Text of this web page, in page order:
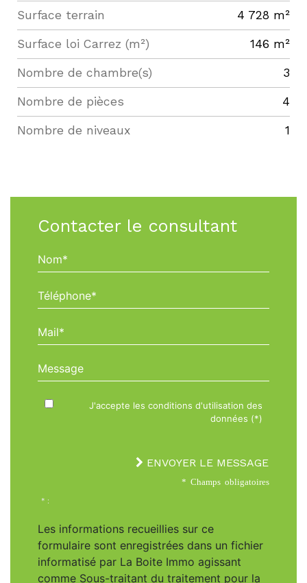
surface terrain 4 728 m²
Surface loi Carrez (m²) 146 m²
Nombre de chambre(s) 3
Nombre de pièces 4
Nombre de niveaux 1
Contacter le consultant
Nom*
Téléphone*
Mail*
Message
J'accepte les conditions d'utilisation des
données (*)
ENVOYER LE MESSAGE
* Champs obligatoires
* :
Les informations recueillies sur ce
formulaire sont enregistrées dans un fichier
informatisé par La Boite Immo agissant
comme Sous-traitant du traitement pour la